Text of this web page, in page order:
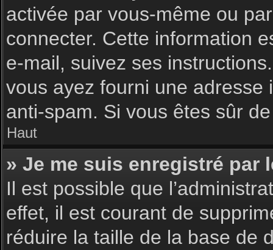
activée par vous-même ou
connecter. Cette information
e-mail, suivez ses
vous ayez fourni une adresse
anti-spam. Si vous êtes sûr
Haut
» Je me suis enregistré par
Il est possible que
effet, il est courant de
réduire la taille de la base de